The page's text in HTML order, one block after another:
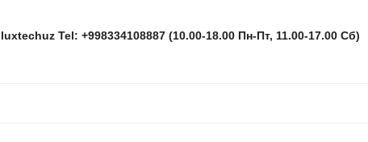
Tel: +998334108887 (10.00-18.00 Пн-Пт, 11.00-17.00 Сб)